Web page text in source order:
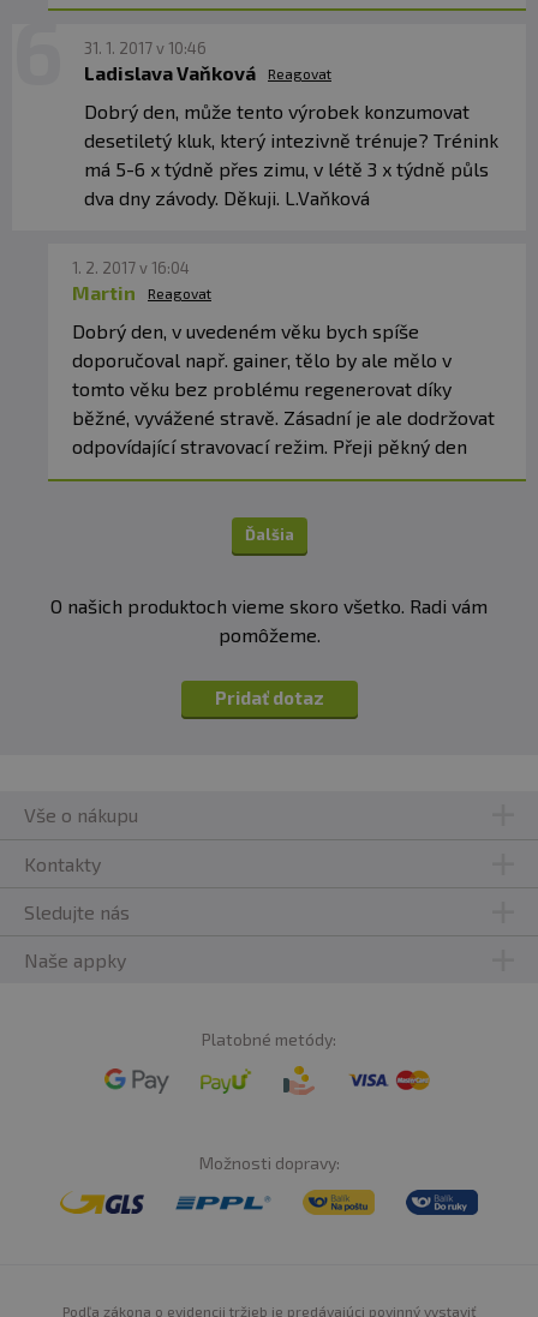
31. 1. 2017 v 10:46
Ladislava Vaňková Reagovat
Dobrý den, může tento výrobek konzumovat
desetiletý kluk, který intezivně trénuje? Trénink
má 5-6 x týdně přes zimu, v létě 3 x týdně půls
dva dny závody. Děkuji. L.Vaňková
1. 2. 2017 v 16:04
Martin Reagovat
Dobrý den, v uvedeném věku bych spíše
doporučoval např. gainer, tělo by ale mělo v
tomto věku bez problému regenerovat díky
běžné, vyvážené stravě. Zásadní je ale dodržovat
odpovídající stravovací režim. Přeji pěkný den
Ďalšia
O našich produktoch vieme skoro všetko. Radi vám
pomôžeme.
Pridať dotaz
Vše o nákupu
Kontakty
Sledujte nás
Naše appky
Platobné metódy:
Možnosti dopravy:
Podľa zákona o evidencii tržieb je predávajúci povinný vystaviť